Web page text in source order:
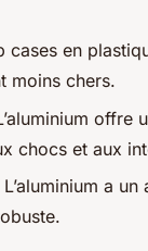
cases en
moins chers.
offre
chocs et aux
L’aluminium a